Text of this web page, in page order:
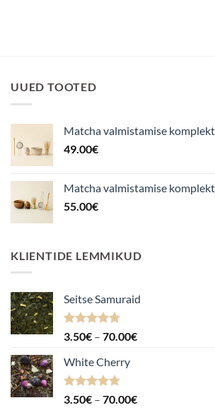
UUED TOOTED
Matcha valmistamise
49.00€
Matcha valmistamise
55.00€
KLIENTIDE LEMMIKUD
Seitse Samuraid
Hinnanguga
3.50€ – 70.00€Hinnavahemik:
White Cherry
Hinnanguga
3.50€ – 70.00€Hinnavahemik: